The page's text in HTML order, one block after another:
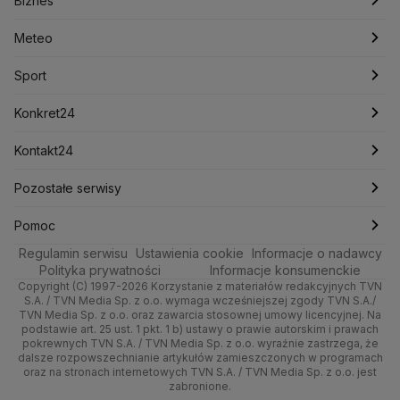
Lotnisko Chopina
Mariusz Błaszczak
Mark Zuckerberg
Ministerstwo Aktywów Państwowych
Ministerstwo Infrastruktury
Ministerstwo Rolnictwa
Ministerstwo Rozwoju i Technologii
Ministerstwo Sportu i Turystyki
Ministerstwo Cyfryzacji
Ministerstwo Edukacji Narodowej
Ministerstwo Finansów
Ministerstwo Klimatu i Środowiska
Ministerstwo Nauki i Szkolnictwa Wyższego
Meteo
Sport
Zdrowie
Technologia
Quizy
Tematy
Artykuły
Newslettery
Fakty o Świecie
Ludzie Faktów
Łódź
Katowice
Kraków
Poznań
Trójmiasto
Kielce
Kujawsko-pomorskie
Lublin
Lubuskie
Najnowsze
Notowania
Pieniądze
Nieruchomości
Rynki
Dla firm
Handel
Ze świata
Tech
Moto
Meteo
Pogoda godzinowa
Pogoda długoterminowa
Pogoda na jutro
Pogoda na weekend
Najnowsze
Polska
Prognoza
Świat
Nauka
Sport
Piłka Nożna
Tenis
Kolarstwo
Skoki Narciarskie
Sporty zimowe
Lekkoatletyka
Siatkówka
F1
Konkret24
Najnowsze
Polska
Świat
Polityka
Zdrowie
Tech
Nauka
Kontakt24
Najnowsze
Gorące Tematy
Wyślij zgłoszenie
Pozostałe serwisy
TVN
Dzień Dobry TVN
Uwaga TVN
HGTV
TVN Turbo
Pomoc
Centrum pomocy
Test zgodności
Oglądaj na TV
Zrealizuj voucher
Regulamin serwisu Ustawienia cookie
Informacje o nadawcy
Polityka prywatności
Informacje konsumenckie
Copyright (C) 1997-2026 Korzystanie z materiałów redakcyjnych TVN
S.A. / TVN Media Sp. z o.o. wymaga wcześniejszej zgody TVN S.A./
TVN Media Sp. z o.o. oraz zawarcia stosownej umowy licencyjnej. Na
podstawie art. 25 ust. 1 pkt. 1 b) ustawy o prawie autorskim i prawach
pokrewnych TVN S.A. / TVN Media Sp. z o.o. wyraźnie zastrzega, że
dalsze rozpowszechnianie artykułów zamieszczonych w programach
oraz na stronach internetowych TVN S.A. / TVN Media Sp. z o.o. jest
zabronione.